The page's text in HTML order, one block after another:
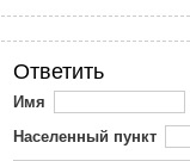
Ответить
Имя
Населенный пункт